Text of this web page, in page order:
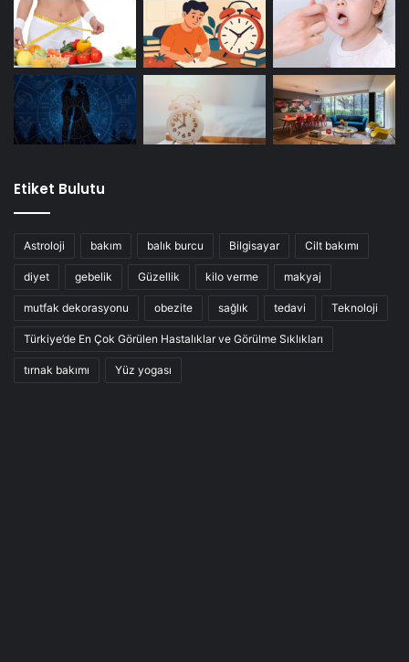
Etiket Bulutu
Astroloji bakım balık burcu Bilgisayar Cilt bakımı
diyet gebelik Güzellik kilo verme makyaj
mutfak dekorasyonu obezite sağlık tedavi Teknoloji
Türkiye’de En Çok Görülen Hastalıklar ve Görülme Sıklıkları
tırnak bakımı Yüz yogası